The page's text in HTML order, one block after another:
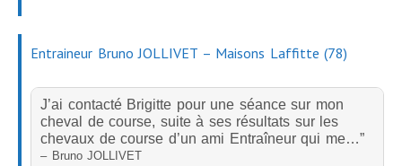
Sites amis
Entraineur Bruno JOLLIVET – Maisons Laffitte (78)
J’ai contacté Brigitte pour une séance sur mon
cheval de course, suite à ses résultats sur les
chevaux de course d’un ami Entraîneur qui me…”
– Bruno JOLLIVET